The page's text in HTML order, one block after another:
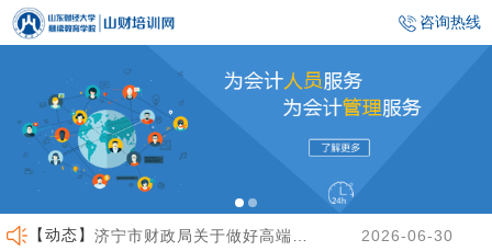
咨询热线
【动态】 2026-06-30